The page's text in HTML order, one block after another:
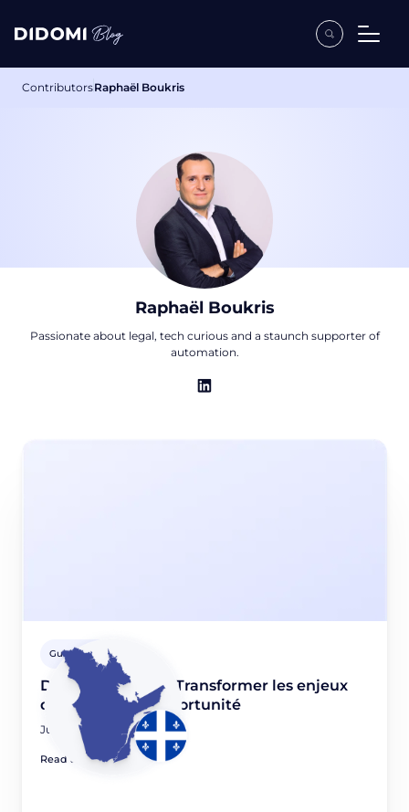
ContributorsRaphaël Boukris
Raphaël Boukris
Passionate about legal, tech curious and a staunch supporter of
automation.
Guides Pays
Didomi Montréal: Transformer les enjeux
de la Loi 25 en opportunité
June 5, 2023
Read article